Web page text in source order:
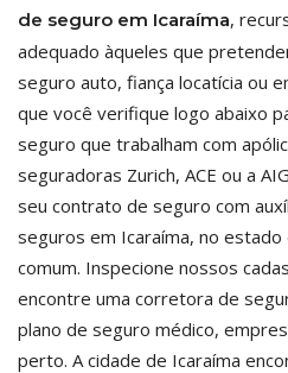
de seguro em Icaraíma,
adequado àqueles que
seguro auto, fiança locatícia ou
que você verifique logo abaixo
seguro que trabalham com
seguradoras Zurich, ACE ou a
seu contrato de seguro com
seguros em Icaraíma, no estado
comum. Inspecione nossos
encontre uma corretora de
plano de seguro médico,
perto. A cidade de Icaraíma